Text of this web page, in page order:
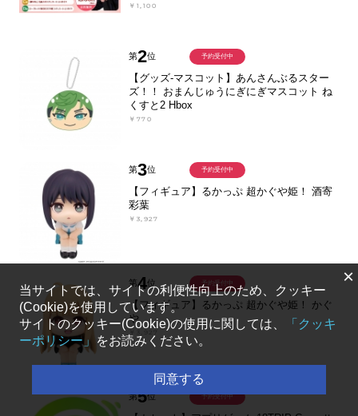
￥1,100
第2位
【グッズ-マスコット】あんさんぶるスター
ズ！！ おまんじゅうにぎにぎマスコット ね
くすと2 Hbox
￥770
予約受付中
第3位
【フィギュア】るかっぷ 超かぐや姫！ 酒寄
彩葉
￥3,927
予約受付中
第4位
【フィギュア】るかっぷ 超かぐや姫！ かぐ
や
予約受付中
第5位 予約受付中
×
当サイトでは、サイトの利便性向上のため、クッキー
(Cookie)を使用しています。
サイトのクッキー(Cookie)の使用に関しては、
「クッキ
ーポリシー」 をお読みください。
同意する